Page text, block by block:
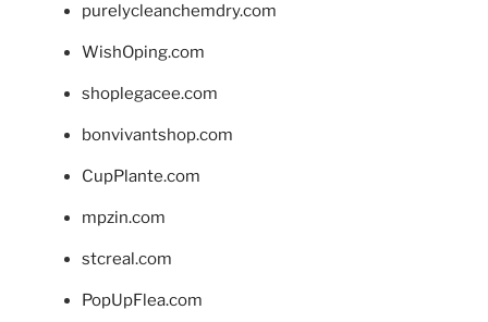
purelycleanchemdry.com
WishOping.com
shoplegacee.com
bonvivantshop.com
CupPlante.com
mpzin.com
stcreal.com
PopUpFlea.com